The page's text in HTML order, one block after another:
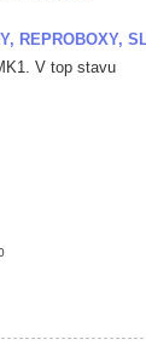
REPROBOXY,
V top stavu